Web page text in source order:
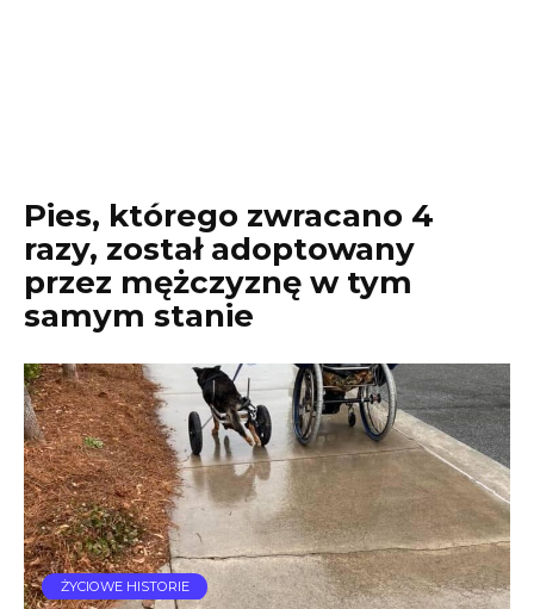
Pies, którego zwracano 4
razy, został adoptowany
przez mężczyznę w tym
samym stanie
ŻYCIOWE HISTORIE